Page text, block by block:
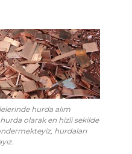
hurda alım
olarak en hizli sekilde
hurdaları